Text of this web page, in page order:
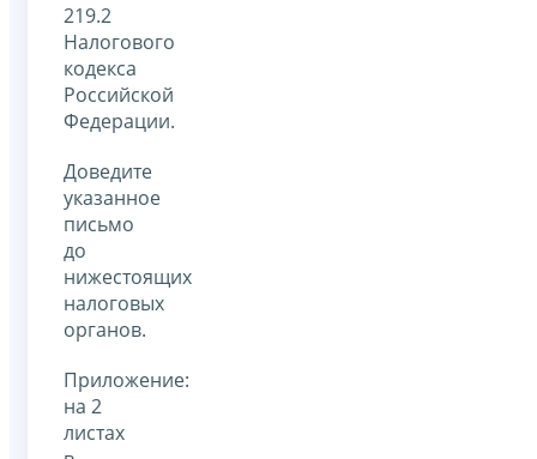
219.2
Налогового
кодекса
Российской
Федерации.
Доведите
указанное
письмо
до
нижестоящих
налоговых
органов.
Приложение:
на 2
листах